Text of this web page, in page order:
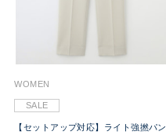
WOMEN
SALE
【セットアップ対応】ライト強撚パン